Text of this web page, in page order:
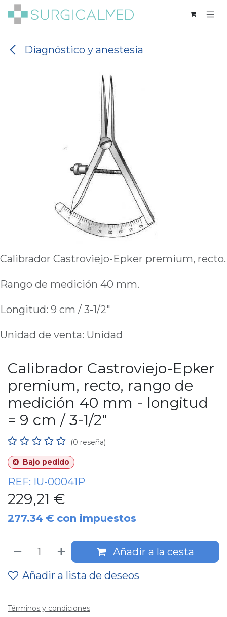
Ir al contenido
Diagnóstico y anestesia
Calibrador Castroviejo-Epker premium, recto.
Rango de medición 40 mm.
Longitud: 9 cm / 3-1/2"
Unidad de venta: Unidad
Calibrador Castroviejo-Epker
premium, recto, rango de
medición 40 mm - longitud
= 9 cm / 3-1/2"
(0 reseña)
Bajo pedido
REF: IU-00041P
229,21 €
277.34 € con impuestos
Añadir a la cesta
Añadir a lista de deseos
Términos y condiciones